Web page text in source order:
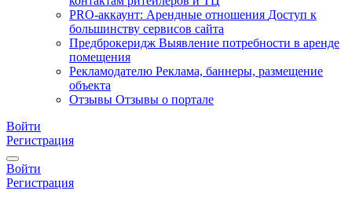
PRO-аккаунт: Арендные отношения Доступ к
большинству сервисов сайта
Предброкеридж Выявление потребности в аренде
помещения
Рекламодателю Реклама, баннеры, размещение
объекта
Отзывы Отзывы о портале
Войти
Регистрация
Войти
Регистрация